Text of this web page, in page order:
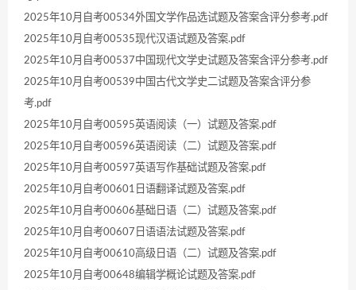
2025年10月自考00534外国文学作品选试题及答案含评分参考.pdf
2025年10月自考00535现代汉语试题及答案.pdf
2025年10月自考00537中国现代文学史试题及答案含评分参考.pdf
2025年10月自考00539中国古代文学史二试题及答案含评分参
考.pdf
2025年10月自考00595英语阅读（一）试题及答案.pdf
2025年10月自考00596英语阅读（二）试题及答案.pdf
2025年10月自考00597英语写作基础试题及答案.pdf
2025年10月自考00601日语翻译试题及答案.pdf
2025年10月自考00606基础日语（二）试题及答案.pdf
2025年10月自考00607日语语法试题及答案.pdf
2025年10月自考00610高级日语（二）试题及答案.pdf
2025年10月自考00648编辑学概论试题及答案.pdf